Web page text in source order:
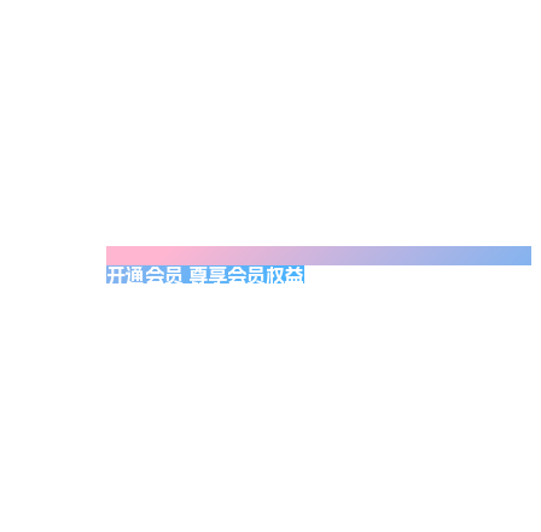
开通会员 尊享会员权益